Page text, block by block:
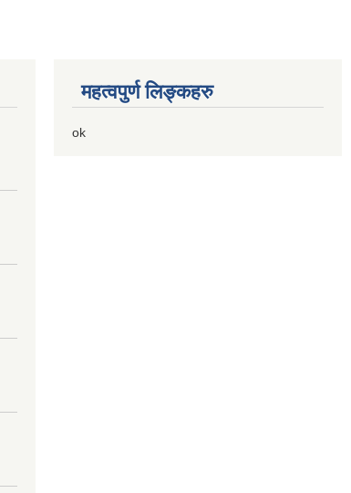
महत्वपुर्ण लिङ्कहरु
ok